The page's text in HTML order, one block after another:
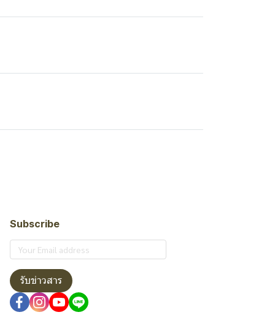
Subscribe
รับข่าวสาร